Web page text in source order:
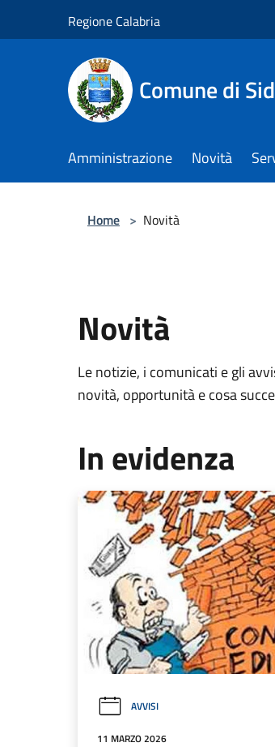
Regione Calabria
Comune di
Amministrazione Novità
Home > Novità
Novità
Le notizie, i comunicati e gli
novità, opportunità e cosa
In evidenza
AVVISI
11 MARZO 2026